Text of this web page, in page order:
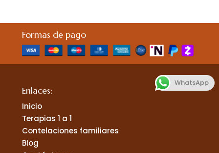
Formas de pago
Enlaces:
Inicio
Terapias 1 a 1
Contelaciones familiares
Blog
WhatsApp